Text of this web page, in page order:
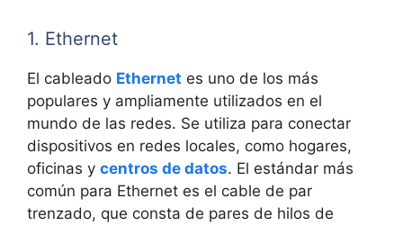
1. Ethernet
El cableado Ethernet es uno de los más
populares y ampliamente utilizados en el
mundo de las redes. Se utiliza para conectar
dispositivos en redes locales, como hogares,
oficinas y centros de datos. El estándar más
común para Ethernet es el cable de par
trenzado, que consta de pares de hilos de